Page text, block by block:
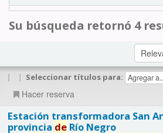
Su búsqueda retornó 4
| | Seleccionar títulos para:
Hacer reserva
Estación transformadora San
provincia deRío Negro